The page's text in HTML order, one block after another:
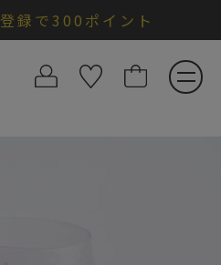
録で300ポイント